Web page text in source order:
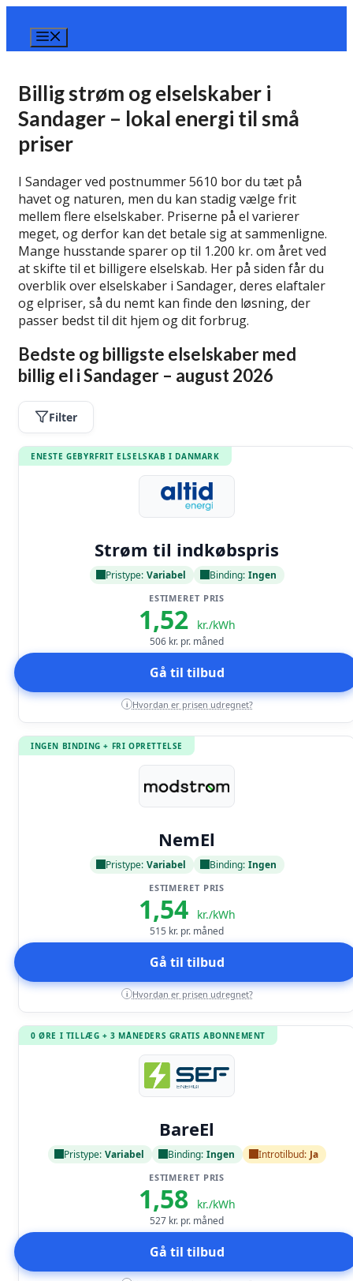
indhold
Billig strøm og elselskaber i
Sandager – lokal energi til små
priser
I Sandager ved postnummer 5610 bor du tæt på
havet og naturen, men du kan stadig vælge frit
mellem flere elselskaber. Priserne på el varierer
meget, og derfor kan det betale sig at sammenligne.
Mange husstande sparer op til 1.200 kr. om året ved
at skifte til et billigere elselskab. Her på siden får du
overblik over elselskaber i Sandager, deres elaftaler
og elpriser, så du nemt kan finde den løsning, der
passer bedst til dit hjem og dit forbrug.
Bedste og billigste elselskaber med
billig el i Sandager – august 2026
Filter
ENESTE GEBYRFRIT ELSELSKAB I DANMARK
Strøm til indkøbspris
Pristype: Variabel Binding: Ingen
ESTIMERET PRIS
1,52 kr./kWh
506 kr. pr. måned
Gå til tilbud
i Hvordan er prisen udregnet?
INGEN BINDING + FRI OPRETTELSE
NemEl
Pristype: Variabel Binding: Ingen
ESTIMERET PRIS
1,54 kr./kWh
515 kr. pr. måned
Gå til tilbud
i Hvordan er prisen udregnet?
0 ØRE I TILLÆG + 3 MÅNEDERS GRATIS ABONNEMENT
BareEl
Pristype: Variabel Binding: Ingen Introtilbud: Ja
ESTIMERET PRIS
1,58 kr./kWh
527 kr. pr. måned
Gå til tilbud